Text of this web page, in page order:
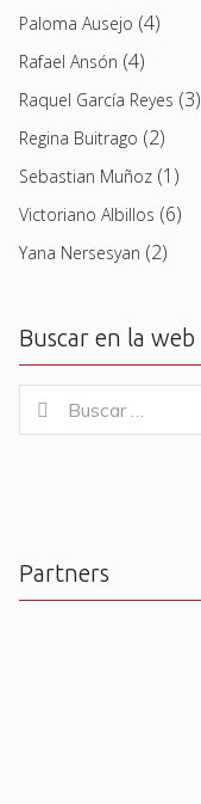
Paloma Ausejo (4)
Rafael Ansón (4)
Raquel García Reyes (3)
Regina Buitrago (2)
Sebastian Muñoz (1)
Victoriano Albillos (6)
Yana Nersesyan (2)
Buscar en la web
for:
Buscar
Partners